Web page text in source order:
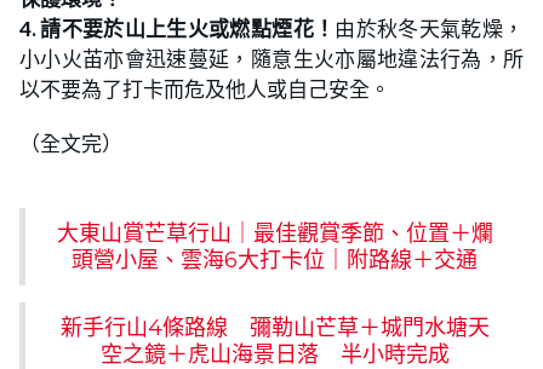
4.請不要於山上生火或燃點煙花！ 由於秋冬天氣乾燥，
小小火苖亦會迅速蔓延，隨意生火亦屬地違法行為，所
以不要為了打卡而危及他人或自己安全。
（全文完）
大東山賞芒草行山｜最佳觀賞季節、位置＋爛
頭營小屋、雲海6大打卡位｜附路線＋交通
新手行山4條路線 彌勒山芒草＋城門水塘天
空之鏡＋虎山海景日落 半小時完成